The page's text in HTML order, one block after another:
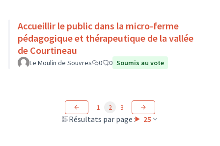
Accueillir le public dans la micro-ferme
pédagogique et thérapeutique de la vallée
de Courtineau
Le Moulin de Souvres 0 0 Soumis au vote
Résultats par page : 25
1 2 3